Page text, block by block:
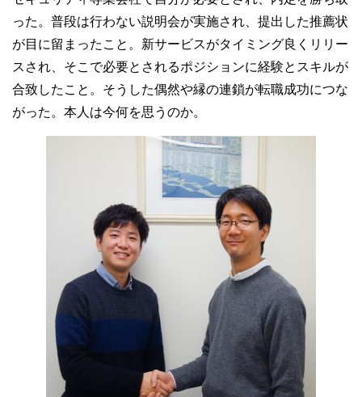
った。普段は行わない説明会が実施され、提出した推薦状
が目に留まったこと。新サービスがタイミング良くリリー
スされ、そこで必要とされるポジションに経験とスキルが
合致したこと。そうした偶然や縁の連鎖が転職成功につな
がった。本人は今何を思うのか。